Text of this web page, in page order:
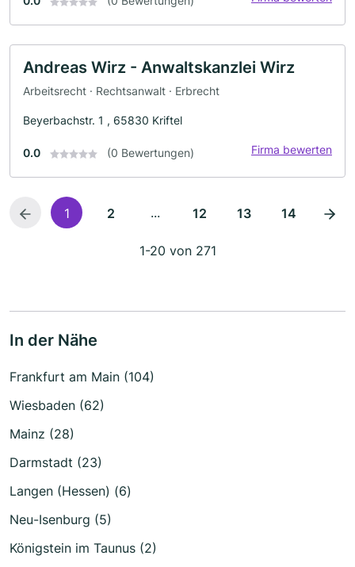
Andreas Wirz - Anwaltskanzlei Wirz
Arbeitsrecht · Rechtsanwalt · Erbrecht
Beyerbachstr. 1 , 65830 Kriftel
0.0 (0 Bewertungen) Firma bewerten
1 2 ... 12 13 14
1-20 von 271
In der Nähe
Frankfurt am Main (104)
Wiesbaden (62)
Mainz (28)
Darmstadt (23)
Langen (Hessen) (6)
Neu-Isenburg (5)
Königstein im Taunus (2)